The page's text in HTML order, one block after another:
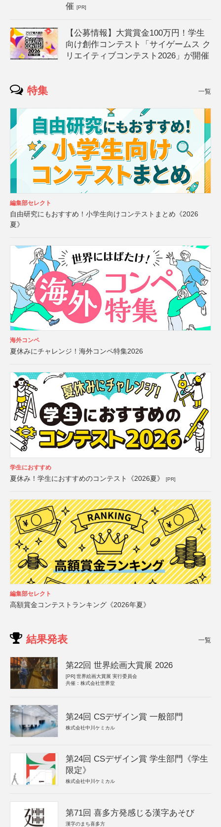
催[PR]
【公募情報】大賞賞金100万円！学生
向け創作コンテスト「サイゲームス ク
リエイティブコンテスト2026」が開催
特集 一覧
編集部セレクト
自由研究にもおすすめ！小学生向けコンテストまとめ《2026
夏》
海外コンペ
夏休みにチャレンジ！海外コンペ特集2026
学生におすすめ
夏休み！学生におすすめのコンテスト《2026夏》 [PR]
編集部セレクト
高額賞金コンテストランキング《2026年夏》
結果発表 一覧
第22回 世界絵画大賞展 2026
[PR] 世界絵画大賞展 実行委員会
共催：株式会社世界堂
第24回 CSデザイン賞 一般部門
株式会社中川ケミカル
第24回 CSデザイン賞 学生部門《学生
限定》
株式会社中川ケミカル
第71回 喜多方発感じる漢字あそび
漢字のまち喜多方